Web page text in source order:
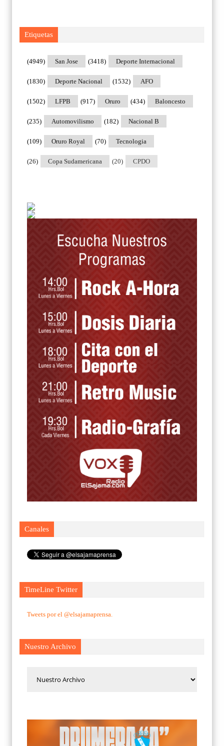
Etiquetas
San Jose
(4949) Deporte Internacional
(3418)
Deporte Nacional
(1830) AFO
(1532)
LFPB
(1502) Oruro
(917) Baloncesto
(434)
Automovilismo
(235) Nacional B
(182)
Oruro Royal
(109) Tecnologia
(70)
Copa Sudamericana
(26) CPDO
(20)
Canales
TimeLine Twitter
Tweets por el @elsajamaprensa.
Nuestro Archivo